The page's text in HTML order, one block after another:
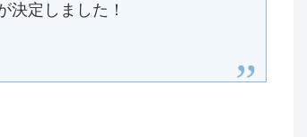
決定しました！